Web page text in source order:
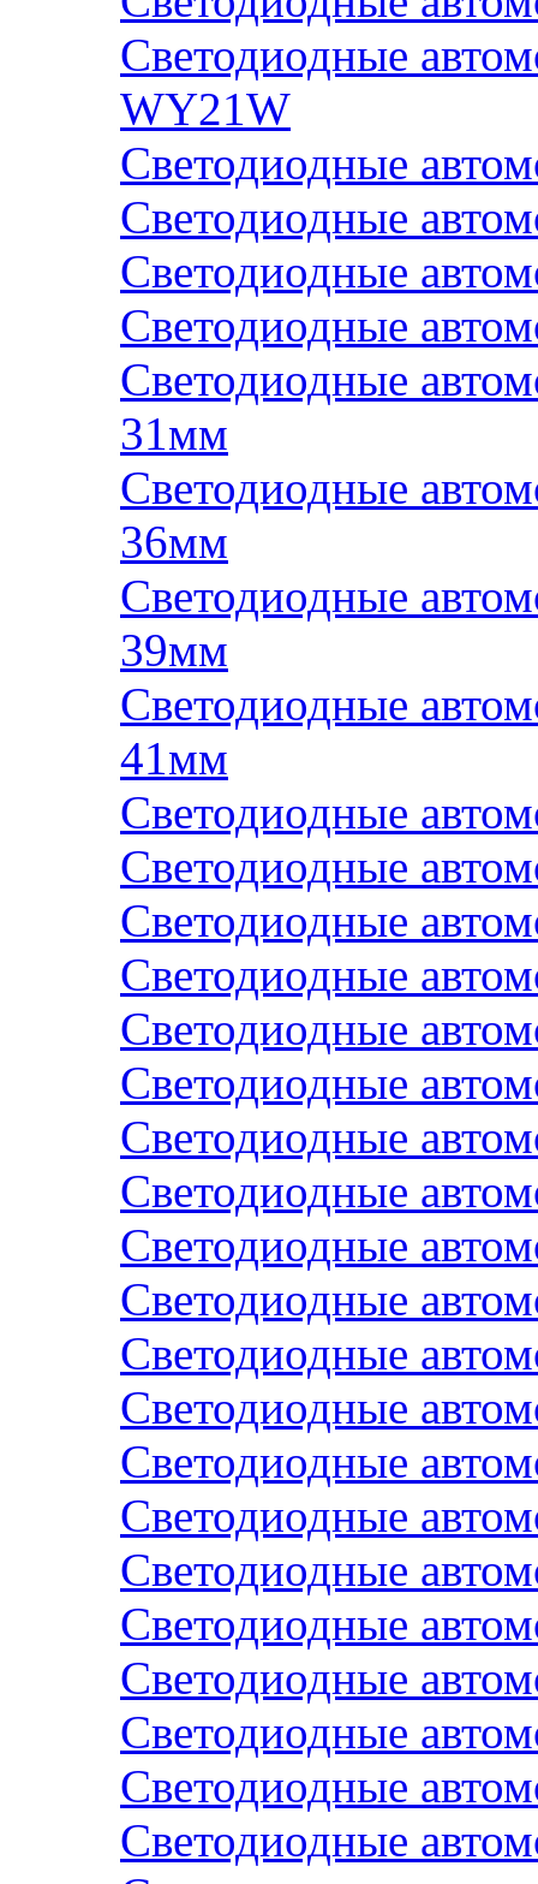
Светодиодные
WY21W
Светодиодные
Светодиодные
Светодиодные
Светодиодные
Светодиодные
31мм
Светодиодные
36мм
Светодиодные
39мм
Светодиодные
41мм
Светодиодные
Светодиодные
Светодиодные
Светодиодные
Светодиодные
Светодиодные
Светодиодные
Светодиодные
Светодиодные
Светодиодные
Светодиодные
Светодиодные
Светодиодные
Светодиодные
Светодиодные
Светодиодные
Светодиодные
Светодиодные
Светодиодные
Светодиодные